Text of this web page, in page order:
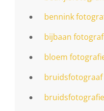
bennink
bijbaan
bloem
bruidsfotograaf
bruidsfotografie